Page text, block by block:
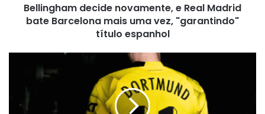
Bellingham decide novamente, e Real Madrid
bate Barcelona mais uma vez, "garantindo"
título espanhol
Reus